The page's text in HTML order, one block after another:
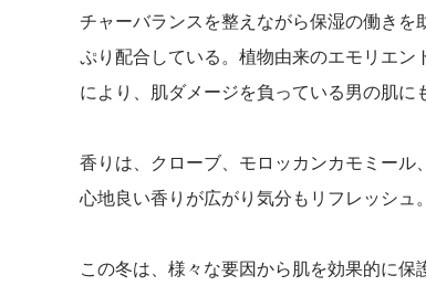
チャーバランスを整えながら保湿の働き
ぷり配合している。植物由来のエモリエ
により、肌ダメージを負っている男の肌に
香りは、クローブ、モロッカンカモミール
心地良い香りが広がり気分もリフレッシュ。
この冬は、様々な要因から肌を効果的に